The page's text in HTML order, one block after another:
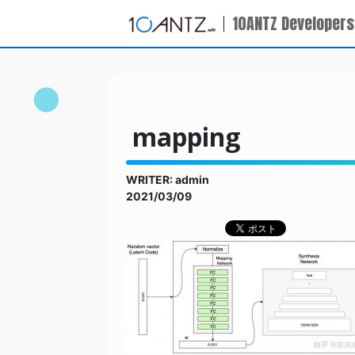
10ANTZ
mapping
WRITER: admin
2021/03/09